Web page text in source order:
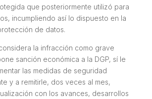
que posteriormente utilizó para
incumpliendo así lo dispuesto en la
de datos.
la infracción como grave
sanción económica a la DGP, sí le
las medidas de seguridad
y a remitirle, dos veces al mes,
con los avances, desarrollos